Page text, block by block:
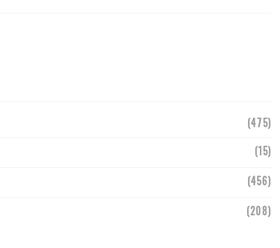
(475)
(15)
(456)
(208)